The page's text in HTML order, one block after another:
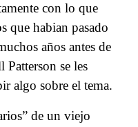
con lo que
que habian pasado
años antes de
Patterson se les
algo sobre el tema.
de un viejo